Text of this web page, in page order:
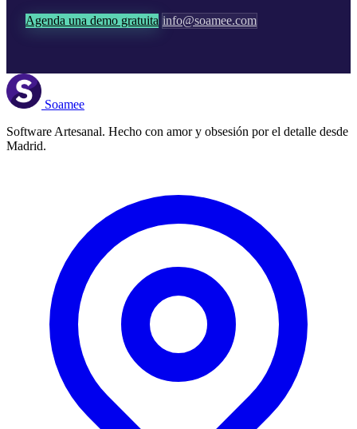
Agenda una demo gratuita info@soamee.com
Soamee
Software Artesanal. Hecho con amor y obsesión por el detalle desde
Madrid.